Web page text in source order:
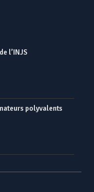
l’INJS
polyvalents